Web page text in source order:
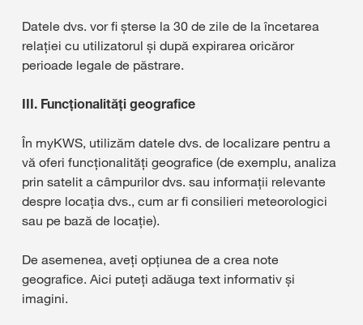
Datele dvs. vor fi șterse la 30 de zile de la încetarea
relației cu utilizatorul și după expirarea oricăror
perioade legale de păstrare.
III. Funcționalități geografice
În myKWS, utilizăm datele dvs. de localizare pentru a
vă oferi funcționalități geografice (de exemplu, analiza
prin satelit a câmpurilor dvs. sau informații relevante
despre locația dvs., cum ar fi consilieri meteorologici
sau pe bază de locație).
De asemenea, aveți opțiunea de a crea note
geografice. Aici puteţi adăuga text informativ şi
imagini.